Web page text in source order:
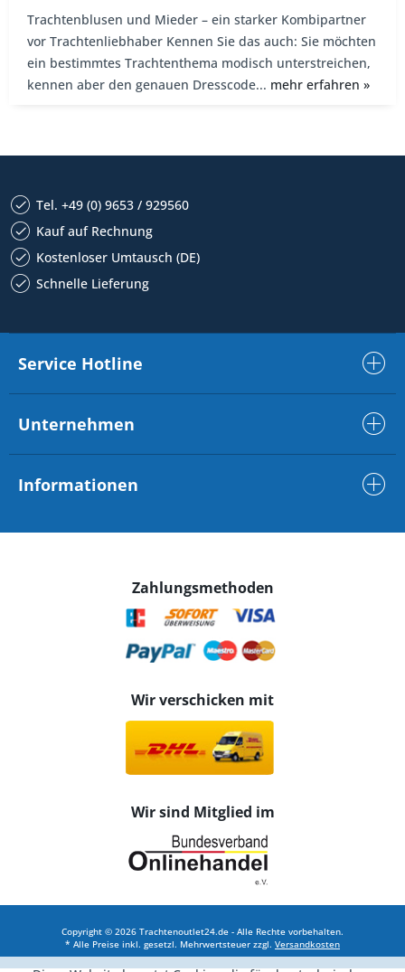
Trachtenblusen und Mieder – ein starker Kombipartner
vor Trachtenliebhaber Kennen Sie das auch: Sie möchten
ein bestimmtes Trachtenthema modisch unterstreichen,
kennen aber den genauen Dresscode... mehr erfahren »
Tel. +49 (0) 9653 / 929560
Kauf auf Rechnung
Kostenloser Umtausch (DE)
Schnelle Lieferung
Service Hotline
Unternehmen
Informationen
Zahlungsmethoden
Wir verschicken mit
Wir sind Mitglied im
Copyright © 2026 Trachtenoutlet24.de - Alle Rechte vorbehalten.
* Alle Preise inkl. gesetzl. Mehrwertsteuer zzgl. Versandkosten